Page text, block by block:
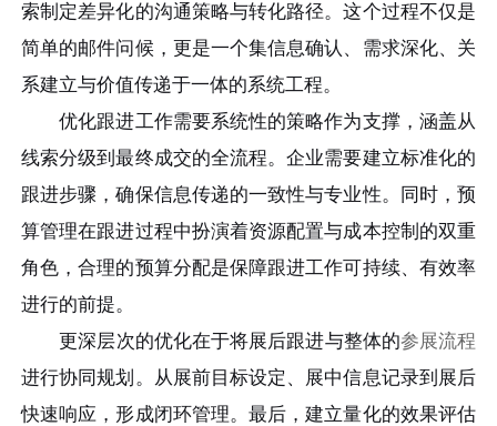
索制定差异化的沟通策略与转化路径。这个过程不仅是
简单的邮件问候，更是一个集信息确认、需求深化、关
系建立与价值传递于一体的系统工程。
优化跟进工作需要系统性的策略作为支撑，涵盖从
线索分级到最终成交的全流程。企业需要建立标准化的
跟进步骤，确保信息传递的一致性与专业性。同时，预
算管理在跟进过程中扮演着资源配置与成本控制的双重
角色，合理的预算分配是保障跟进工作可持续、有效率
进行的前提。
更深层次的优化在于将展后跟进与整体的参展流程
进行协同规划。从展前目标设定、展中信息记录到展后
快速响应，形成闭环管理。最后，建立量化的效果评估